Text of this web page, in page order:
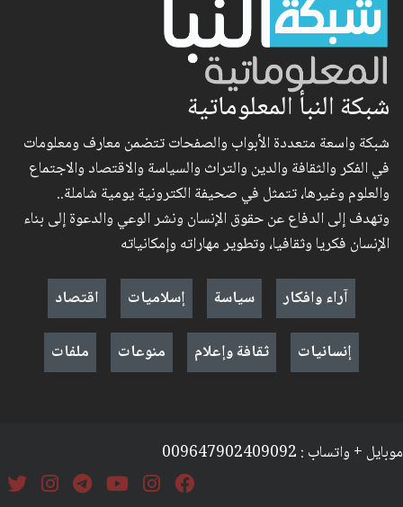
شبكة النبأ المعلوماتية
شبكة واسعة متعددة الأبواب والصفحات تتضمن معارف ومعلومات
في الفكر والثقافة والدين والتراث والسياسة والاقتصاد والاجتماع
والعلوم وغيرها، تتمثل في صحيفة الكترونية يومية شاملة..
وتهدف إلى الدفاع عن حقوق الإنسان ونشر الوعي والدعوة إلى بناء
الإنسان فكريا وثقافيا، وتطوير مهاراته وإمكانياته
آراء وافكار
سياسة إسلاميات
اقتصاد
إنسانيات
ثقافة وإعلام منوعات ملفات
موبايل + واتساب : 009647902409092